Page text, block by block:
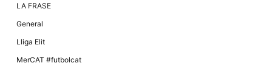
LA FRASE
General
Lliga Elit
MerCAT #futbolcat